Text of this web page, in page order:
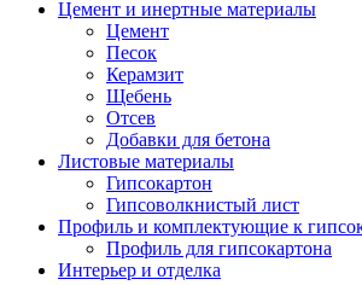
Цемент и инертные материалы
Цемент
Песок
Керамзит
Щебень
Отсев
Добавки для бетона
Листовые материалы
Гипсокартон
Гипсоволкнистый лист
Профиль и комплектующие к
Профиль для гипсокартона
Интерьер и отделка